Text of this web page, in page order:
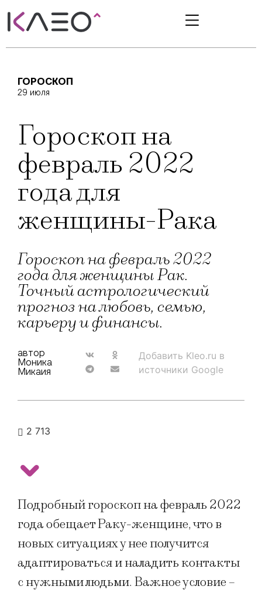
ГОРОСКОП
29 июля
Гороскоп на
февраль 2022
года для
женщины-Рака
Гороскоп на февраль 2022
года для женщины Рак.
Точный астрологический
прогноз на любовь, семью,
карьеру и финансы.
автор
Моника
Микаия
Добавить Kleo.ru в
источники Google
2 713
Подробный гороскоп на февраль 2022
года обещает Раку-женщине, что в
новых ситуациях у нее получится
адаптироваться и наладить контакты
с нужными людьми. Важное условие –